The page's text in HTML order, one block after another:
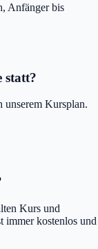
Anfänger bis
statt?
unserem Kursplan.
Kurs und
immer kostenlos und